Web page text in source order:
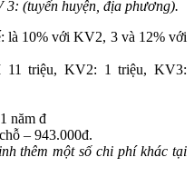
3: (tuyến huyện, địa phương).
là 10% với KV2, 3 và 12% với
11 triệu, KV2: 1 triệu, KV3:
năm đ
– 943.000đ.
thêm một số chi phí khác tại